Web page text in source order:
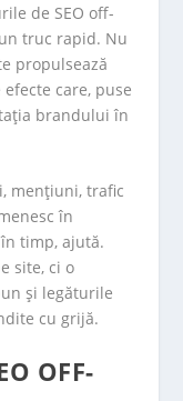
de SEO off-
truc rapid. Nu
propulsează
care, puse
brandului în
mențiuni, trafic
în
timp, ajută.
site, ci o
și legăturile
cu grijă.
OFF-